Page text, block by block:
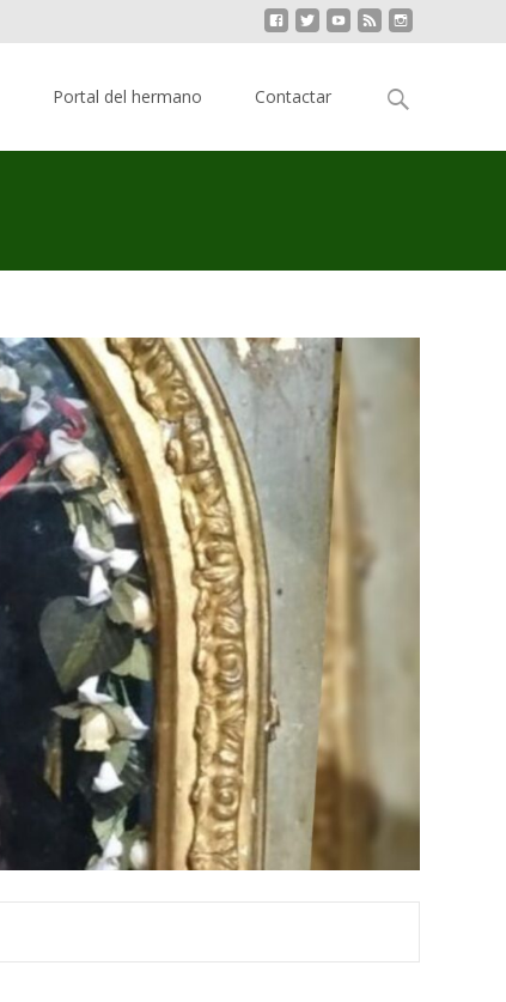
Portal del hermano Contactar Buscar: